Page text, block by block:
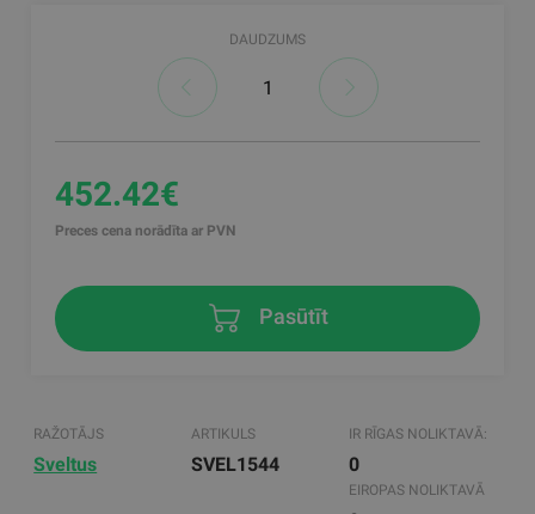
DAUDZUMS
452.42€
Preces cena norādīta ar PVN
Pasūtīt
RAŽOTĀJS
Sveltus
ARTIKULS
SVEL1544
IR RĪGAS NOLIKTAVĀ:
0
EIROPAS NOLIKTAVĀ